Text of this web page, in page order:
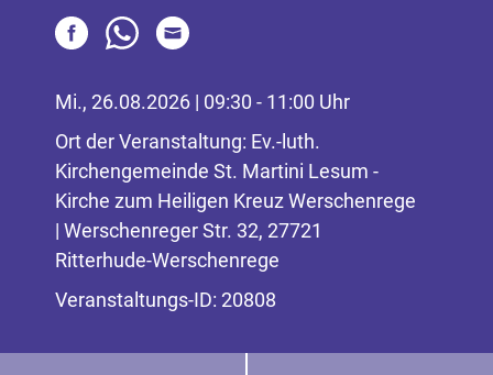
Mi., 26.08.2026 | 09:30 - 11:00 Uhr
Ort der Veranstaltung: Ev.-luth.
Kirchengemeinde St. Martini Lesum -
Kirche zum Heiligen Kreuz Werschenrege
| Werschenreger Str. 32, 27721
Ritterhude-Werschenrege
Veranstaltungs-ID: 20808